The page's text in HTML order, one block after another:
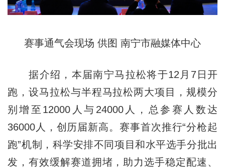
赛事通气会现场 供图 南宁市融媒体中心
据介绍，本届南宁马拉松将于12月7日开
跑，设马拉松与半程马拉松两大项目，规模分
别增至12000人与24000人，总参赛人数达
36000人，创历届新高。赛事首次推行“分枪起
跑”机制，科学安排不同项目和水平选手分批出
发，有效缓解赛道拥堵，助力选手稳定配速、